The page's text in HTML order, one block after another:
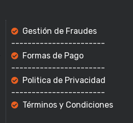
Gestión de Fraudes
-----------------------
Formas de Pago
-----------------------
Politica de Privacidad
-----------------------
Términos y Condiciones